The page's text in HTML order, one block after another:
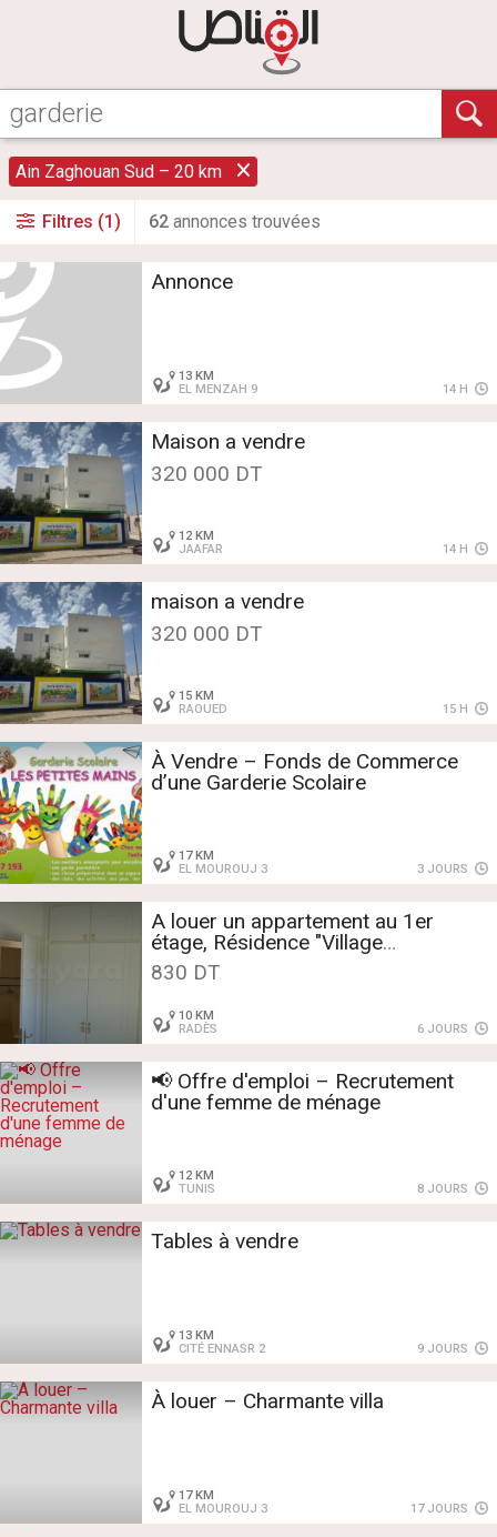
Ain Zaghouan Sud – 20 km
Filtres (1) 62 annonces trouvées
Annonce
13 KM
EL MENZAH 9
14 H
Maison a vendre
320 000 DT
12 KM
JAAFAR
14 H
maison a vendre
320 000 DT
15 KM
RAOUED
15 H
À Vendre – Fonds de Commerce
d’une Garderie Scolaire
17 KM
EL MOUROUJ 3
3 JOURS
A louer un appartement au 1er
étage, Résidence "Village
méditerranéen" - Rades.
830 DT
10 KM
RADÈS
6 JOURS
📢 Offre d'emploi – Recrutement
d'une femme de ménage
12 KM
TUNIS
8 JOURS
Tables à vendre
13 KM
CITÉ ENNASR 2
9 JOURS
À louer – Charmante villa
17 KM
EL MOUROUJ 3
17 JOURS